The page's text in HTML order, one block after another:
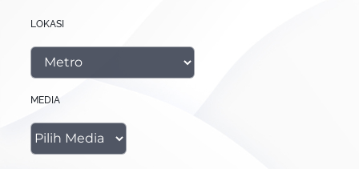
LOKASI
MEDIA